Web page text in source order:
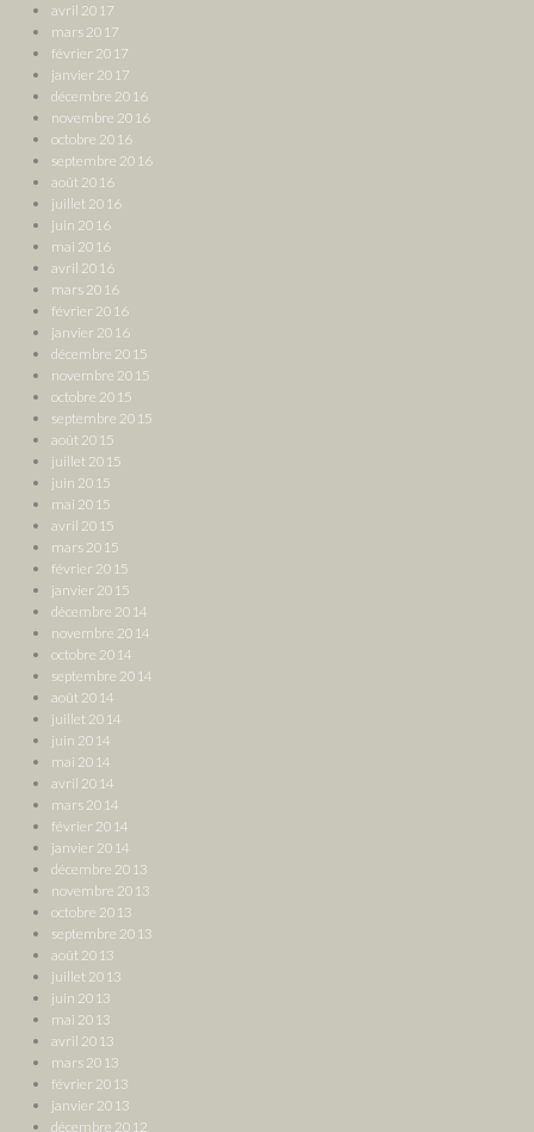
avril 2017
mars 2017
février 2017
janvier 2017
décembre 2016
novembre 2016
octobre 2016
septembre 2016
août 2016
juillet 2016
juin 2016
mai 2016
avril 2016
mars 2016
février 2016
janvier 2016
décembre 2015
novembre 2015
octobre 2015
septembre 2015
août 2015
juillet 2015
juin 2015
mai 2015
avril 2015
mars 2015
février 2015
janvier 2015
décembre 2014
novembre 2014
octobre 2014
septembre 2014
août 2014
juillet 2014
juin 2014
mai 2014
avril 2014
mars 2014
février 2014
janvier 2014
décembre 2013
novembre 2013
octobre 2013
septembre 2013
août 2013
juillet 2013
juin 2013
mai 2013
avril 2013
mars 2013
février 2013
janvier 2013
décembre 2012